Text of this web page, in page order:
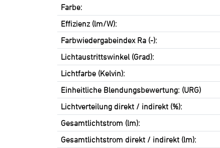
Farbe:
Effizienz (lm/W):
Farbwiedergabeindex Ra (-):
Lichtaustrittswinkel (Grad):
Lichtfarbe (Kelvin):
Einheitliche Blendungsbewertung: (URG)
Lichtverteilung direkt / indirekt (%):
Gesamtlichtstrom (lm):
Gesamtlichtstrom direkt / indirekt (lm):